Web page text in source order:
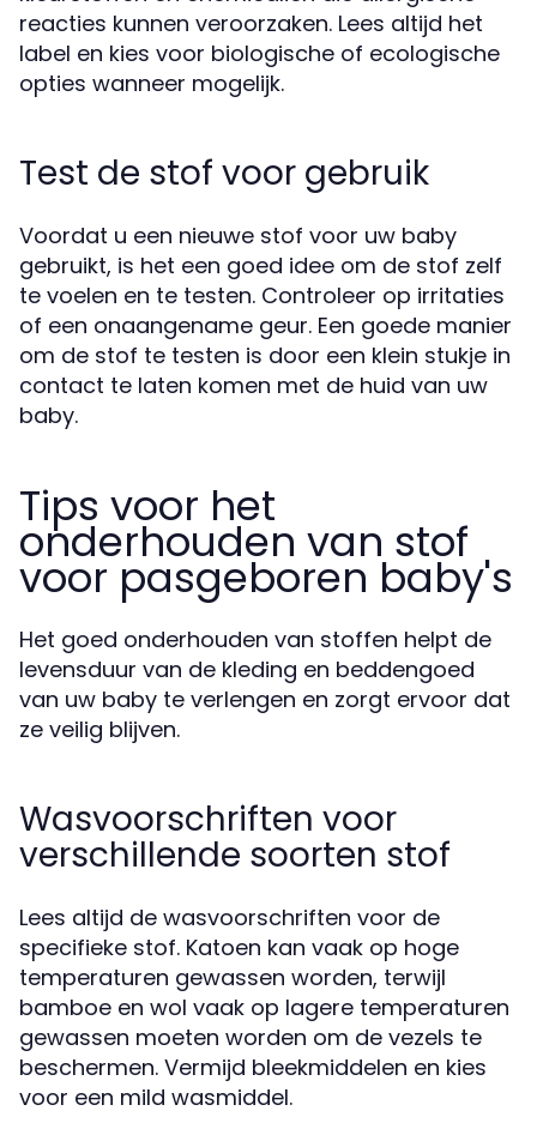
reacties kunnen veroorzaken. Lees altijd het
label en kies voor biologische of ecologische
opties wanneer mogelijk.
Test de stof voor gebruik
Voordat u een nieuwe stof voor uw baby
gebruikt, is het een goed idee om de stof zelf
te voelen en te testen. Controleer op irritaties
of een onaangename geur. Een goede manier
om de stof te testen is door een klein stukje in
contact te laten komen met de huid van uw
baby.
Tips voor het
onderhouden van stof
voor pasgeboren baby's
Het goed onderhouden van stoffen helpt de
levensduur van de kleding en beddengoed
van uw baby te verlengen en zorgt ervoor dat
ze veilig blijven.
Wasvoorschriften voor
verschillende soorten stof
Lees altijd de wasvoorschriften voor de
specifieke stof. Katoen kan vaak op hoge
temperaturen gewassen worden, terwijl
bamboe en wol vaak op lagere temperaturen
gewassen moeten worden om de vezels te
beschermen. Vermijd bleekmiddelen en kies
voor een mild wasmiddel.